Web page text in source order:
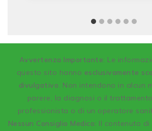
Avvertenza Importante: Le
questo sito hanno esclusivamente
divulgativo. Non intendono in alcun
parere, la diagnosi o il
professionista o di un operatore
Nessun Consiglio Medico: Il contenuto